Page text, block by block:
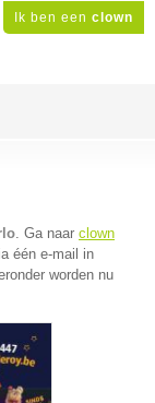
Ik ben een clown
. Ga naar clown
één e-mail in
worden nu